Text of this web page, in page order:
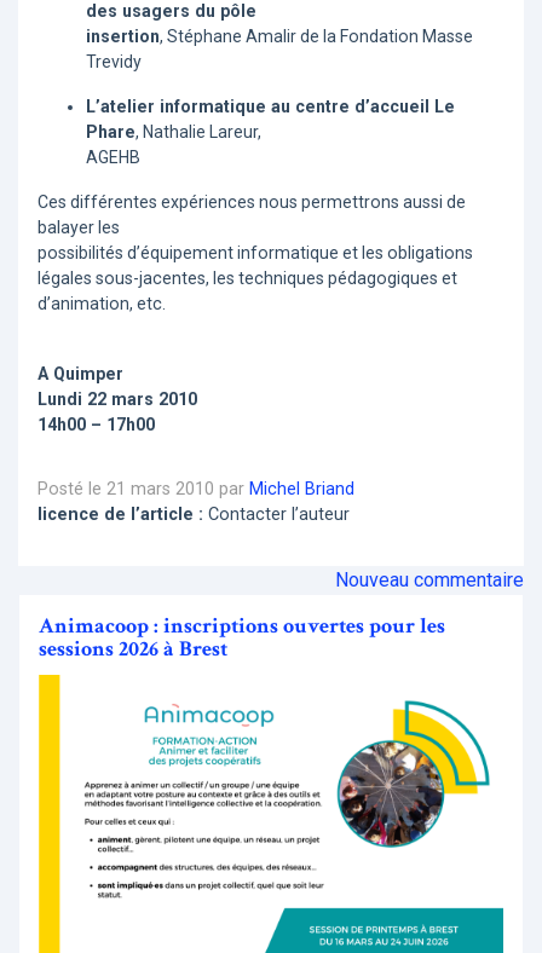
des usagers du pôle
insertion, Stéphane Amalir de la Fondation Masse
Trevidy
L’atelier informatique au centre d’accueil Le
Phare, Nathalie Lareur,
AGEHB
Ces différentes expériences nous permettrons aussi de
balayer les
possibilités d’équipement informatique et les obligations
légales sous-jacentes, les techniques pédagogiques et
d’animation, etc.
A Quimper
Lundi 22 mars 2010
14h00 – 17h00
Posté le 21 mars 2010 par Michel Briand
licence de l’article : Contacter l’auteur
Nouveau commentaire
Animacoop : inscriptions ouvertes pour les
sessions 2026 à Brest